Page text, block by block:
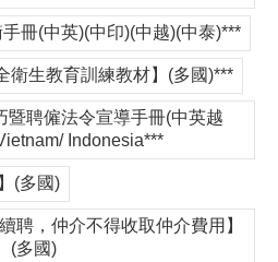
冊(中英)(中印)(中越)(中泰)***
衛生教育訓練教材】(多國)***
暨聘僱法令宣導手冊(中英越
Indonesia***
(多國)
聘，仲介不得收取仲介費用】
(多國)